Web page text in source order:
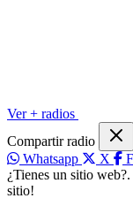
Ver + radios
Compartir radio
Whatsapp
X
¿Tienes un sitio
sitio!